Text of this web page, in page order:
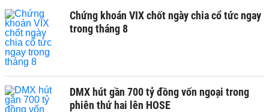
Chứng khoán VIX chốt ngày chia cổ tức ngay
trong tháng 8
DMX hút gần 700 tỷ đồng vốn ngoại trong
phiên thứ hai lên HOSE